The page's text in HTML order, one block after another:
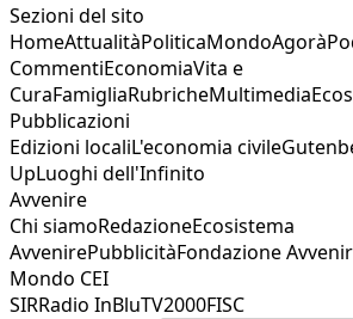
Sezioni del sito
HomeAttualitàPoliticaMondoAgorà
CommentiEconomiaVita e
CuraFamigliaRubricheMultimedia
Pubblicazioni
Edizioni localiL'economia civile
UpLuoghi dell'Infinito
Avvenire
Chi siamoRedazioneEcosistema
AvvenirePubblicitàFondazione
Mondo CEI
SIRRadio InBluTV2000FISC